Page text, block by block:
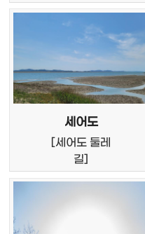
세어도
[세어도 둘레
길]